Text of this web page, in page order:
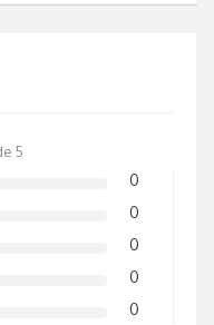
5
0
0
0
0
0